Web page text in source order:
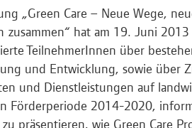
„Green Care – Neue Wege,
zusammen“ hat am 19. Juni
TeilnehmerInnen über
und Entwicklung, sowie über
und Dienstleistungen auf
Förderperiode 2014-2020,
präsentieren, wie Green Care